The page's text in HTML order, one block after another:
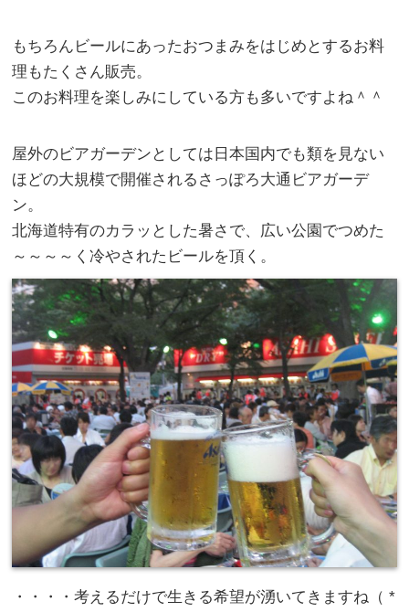
もちろんビールにあったおつまみをはじめとするお料
理もたくさん販売。
このお料理を楽しみにしている方も多いですよね＾＾
屋外のビアガーデンとしては日本国内でも類を見ない
ほどの大規模で開催されるさっぽろ大通ビアガーデ
ン。
北海道特有のカラッとした暑さで、広い公園でつめた
～～～～く冷やされたビールを頂く。
・・・・考えるだけで生きる希望が湧いてきますね（ *